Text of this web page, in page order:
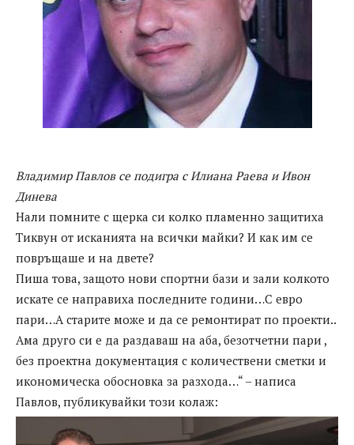
Владимир Павлов се подигра с Илиана Раева и Ивон
Динева
Нали помните с щерка си колко пламенно защитиха
Тиквун от исканията на всички майки? И как им се
повръщаше и на двете?
Пиша това, защото нови спортни бази и зали колкото
искате се направиха последните години…С евро
пари…А старите може и да се ремонтират по проекти..
Ама друго си е да раздаваш на аба, безотчетни пари ,
без проектна документация с количествени сметки и
икономическа обосновка за разхода…“ – написа
Павлов, публикувайки този колаж: